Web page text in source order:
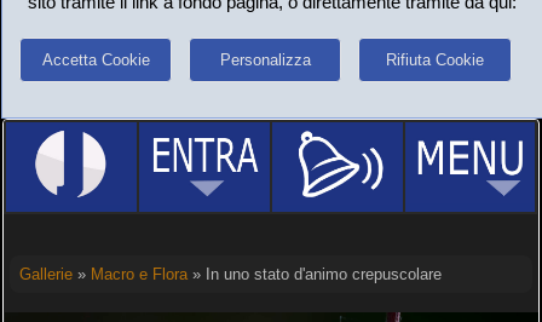
Accetta Cookie Personalizza Rifiuta Cookie
Gallerie» Macro e Flora» In uno stato d'animo crepuscolare